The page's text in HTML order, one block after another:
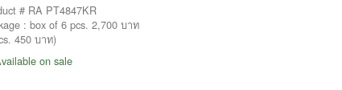
# RA PT4847KR
: box of 6 pcs. 2,700 บาท
450 บาท)
on sale